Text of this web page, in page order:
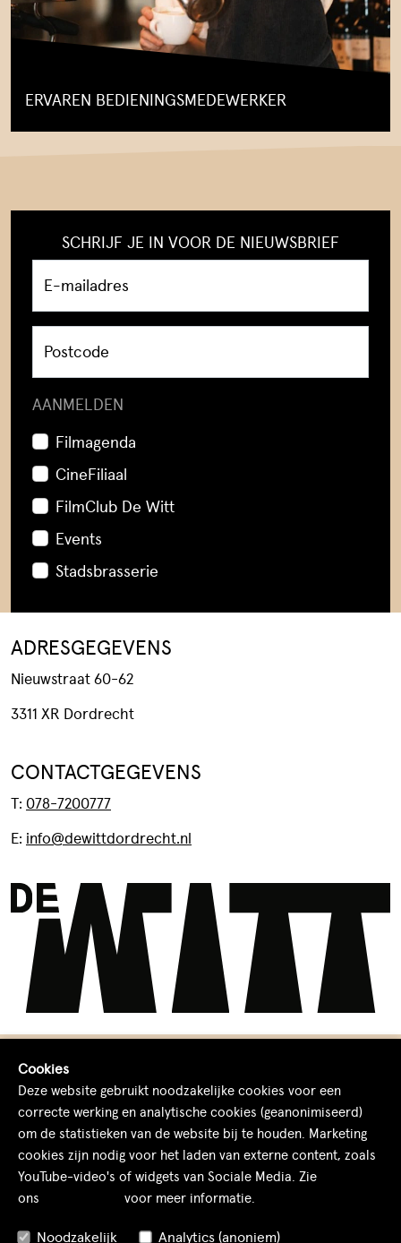
EVENTS
BIJ ONS EEN ZAAL HUREN
BEZOEKERSINFORMATIE & FAQ
BEREIKBAARHEID EN PARKEREN
FILMCREDITS & CADEAUBONNEN
VERSTERK ONS TEAM
ERVAREN BEDIENINGSMEDEWERKER
SCHRIJF JE IN VOOR DE NIEUWSBRIEF
E-mailadres
Postcode
AANMELDEN
Filmagenda
CineFiliaal
FilmClub De Witt
Events
Stadsbrasserie
ADRESGEGEVENS
Nieuwstraat 60-62
3311 XR Dordrecht
CONTACTGEGEVENS
T: 078-7200777
E: info@dewittdordrecht.nl
© 2026 De Witt Dordrecht
Cookies Algemene voorwaarden
Cookies
Deze website gebruikt noodzakelijke cookies voor een
correcte werking en analytische cookies (geanonimiseerd)
om de statistieken van de website bij te houden. Marketing
cookies zijn nodig voor het laden van externe content, zoals
YouTube-video's of widgets van Sociale Media. Zie
ons
voor meer informatie.
Noodzakelijk Analytics (anoniem)